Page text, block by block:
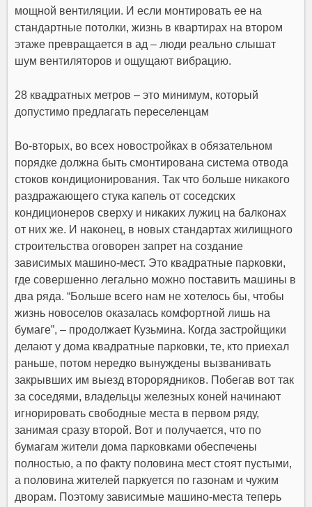
мощной вентиляции. И если монтировать ее на
стандартные потолки, жизнь в квартирах на втором
этаже превращается в ад – люди реально слышат
шум вентиляторов и ощущают вибрацию.
28 квадратных метров – это минимум, который
допустимо предлагать переселенцам
Во-вторых, во всех новостройках в обязательном
порядке должна быть смонтирована система отвода
стоков кондиционирования. Так что больше никакого
раздражающего стука капель от соседских
кондиционеров сверху и никаких лужиц на балконах
от них же. И наконец, в новых стандартах жилищного
строительства оговорен запрет на создание
зависимых машино-мест. Это квадратные парковки,
где совершенно легально можно поставить машины в
два ряда. “Больше всего нам не хотелось бы, чтобы
жизнь новоселов оказалась комфортной лишь на
бумаге”, – продолжает Кузьмина. Когда застройщики
делают у дома квадратные парковки, те, кто приехал
раньше, потом нередко вынуждены вызванивать
закрывших им выезд второрядников. Побегав вот так
за соседями, владельцы железных коней начинают
игнорировать свободные места в первом ряду,
занимая сразу второй. Вот и получается, что по
бумагам жители дома парковками обеспечены
полностью, а по факту половина мест стоят пустыми,
а половина жителей паркуется по газонам и чужим
дворам. Поэтому зависимые машино-места теперь